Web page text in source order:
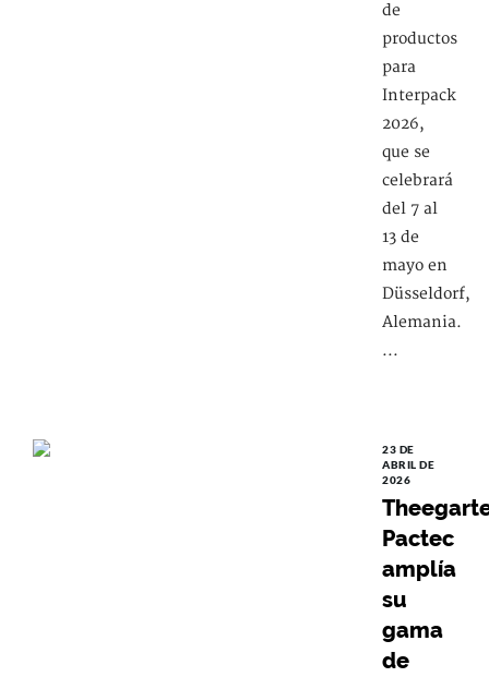
de
productos
para
Interpack
2026,
que se
celebrará
del 7 al
13 de
mayo en
Düsseldorf,
Alemania.
...
23 DE
ABRIL DE
2026
Pactec
amplía
su
gama
de